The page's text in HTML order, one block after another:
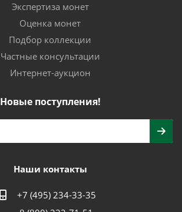
Экспертиза монет
Оценка монет
Подбор коллекции
Частные консультации
Интернет-аукцион
Новые поступления!
Наши контакты
+7 (495) 234-33-35